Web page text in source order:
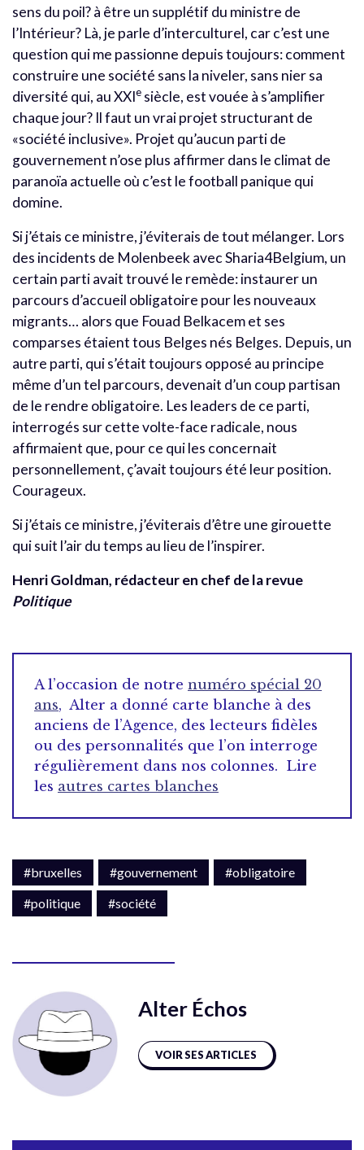
sens du poil? à être un supplétif du ministre de
l’Intérieur? Là, je parle d’interculturel, car c’est une
question qui me passionne depuis toujours: comment
construire une société sans la niveler, sans nier sa
diversité qui, au XXIe siècle, est vouée à s’amplifier
chaque jour? Il faut un vrai projet structurant de
«société inclusive». Projet qu’aucun parti de
gouvernement n’ose plus affirmer dans le climat de
paranoïa actuelle où c’est le football panique qui
domine.
Si j’étais ce ministre, j’éviterais de tout mélanger. Lors
des incidents de Molenbeek avec Sharia4Belgium, un
certain parti avait trouvé le remède: instaurer un
parcours d’accueil obligatoire pour les nouveaux
migrants… alors que Fouad Belkacem et ses
comparses étaient tous Belges nés Belges. Depuis, un
autre parti, qui s’était toujours opposé au principe
même d’un tel parcours, devenait d’un coup partisan
de le rendre obligatoire. Les leaders de ce parti,
interrogés sur cette volte-face radicale, nous
affirmaient que, pour ce qui les concernait
personnellement, ç’avait toujours été leur position.
Courageux.
Si j’étais ce ministre, j’éviterais d’être une girouette
qui suit l’air du temps au lieu de l’inspirer.
Henri Goldman, rédacteur en chef de la revue
Politique
A l’occasion de notre numéro spécial 20
ans, Alter a donné carte blanche à des
anciens de l’Agence, des lecteurs fidèles
ou des personnalités que l’on interroge
régulièrement dans nos colonnes. Lire
les autres cartes blanches
#bruxelles #gouvernement
#obligatoire
#politique
#société
Alter Échos
VOIR SES ARTICLES